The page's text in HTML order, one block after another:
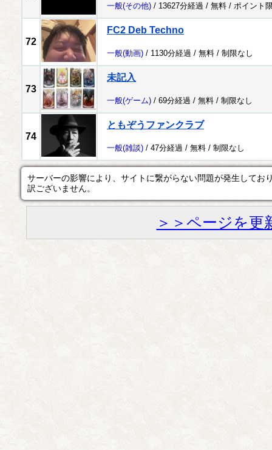
一般(その他) / 13627分経過 / 無料 / ポイント
72
FC2 Deb Techno
一般(動画) / 1130分経過 / 無料 / 制限なし
73
未記入
一般(ゲーム) / 69分経過 / 無料 / 制限なし
74
ともぞうファンクラブ
一般(雑談) / 47分経過 / 無料 / 制限なし
サーバーの影響により、サイトに繋がらない問題が発生してお
訳ございません。
＞＞ページを更